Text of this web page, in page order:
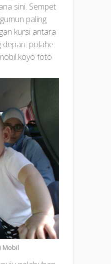
sini. Sempet
paling
kursi antara
polahe
foto
Mobil